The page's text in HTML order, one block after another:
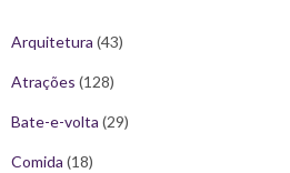
Arquitetura (43)
Atrações (128)
Bate-e-volta (29)
Comida (18)